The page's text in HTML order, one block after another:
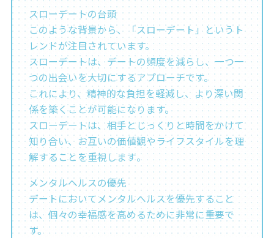
スローデートの台頭
このような背景から、「スローデート」というト
レンドが注目されています。
スローデートは、デートの頻度を減らし、一つ一
つの出会いを大切にするアプローチです。
これにより、精神的な負担を軽減し、より深い関
係を築くことが可能になります。
スローデートは、相手とじっくりと時間をかけて
知り合い、お互いの価値観やライフスタイルを理
解することを重視します​​。
メンタルヘルスの優先
デートにおいてメンタルヘルスを優先すること
は、個々の幸福感を高めるために非常に重要で
す。